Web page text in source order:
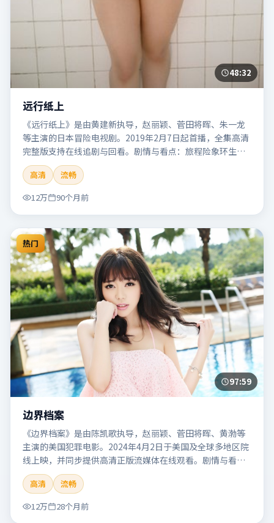
48:32
远行纸上
《远行纸上》是由黄建新执导，赵丽颖、菅田将晖、朱一龙
等主演的日本冒险电视剧。2019年2月7日起首播，全集高清
完整版支持在线追剧与回看。剧情与看点：旅程险象环生，
奇观与友情并行，带来沉浸式探险体验。本片适合检索「远
行纸上」「黄建新」「冒险」「日本」「2019」「2019-02-
07上映」等关键词的影迷阅读简介与主创信息。
高清
流畅
12万
90个月前
热门
97:59
边界档案
《边界档案》是由陈凯歌执导，赵丽颖、菅田将晖、黄渤等
主演的美国犯罪电影。2024年4月2日于美国及全球多地区院
线上映，并同步提供高清正版流媒体在线观看。剧情与看
点：聚焦案件与人性灰色地带，张力十足，兼具社会观察与
戏剧冲突。本片适合检索「边界档案」「陈凯歌」「犯罪」
「美国」「2024」「2024-04-02上映」等关键词的影迷阅读
简介与主创信息。
高清
流畅
12万
28个月前